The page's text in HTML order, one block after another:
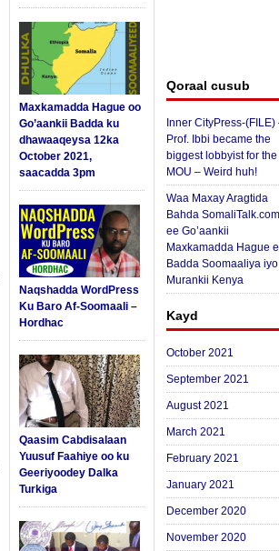
Maxkamadda Hague oo
Go’aankii Badda ku
dhawaaqeysa 12ka
October 2021,
saacadda 3pm
Naqshadda WordPress
Ku Baro Af-Soomaali –
Hordhac
Qaasim Cabdisalaan
Yuusuf Faahiye oo ku
Geeriyoodey Dalka
Turkiga
Qoraal cusub
Inner CityPress-(FILE)
Prof. Ibbi became the
biggest lobbyist for the
MOU – Weird huh!
Waa Maxay Aragtida
Bahda SomaliTalk.com
ee Go’aankii
Maxkamadda Hague
Badda Soomaaliya iyo
Murankii Kenya
Kayd
October 2021
September 2021
August 2021
March 2021
February 2021
January 2021
December 2020
November 2020